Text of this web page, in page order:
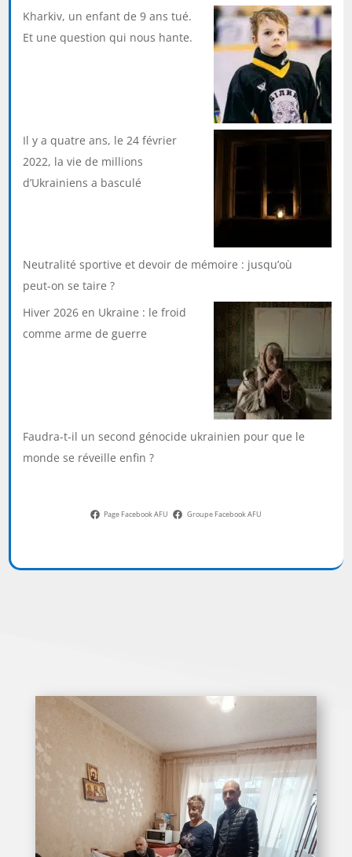
Kharkiv, un enfant de 9 ans tué.
Et une question qui nous hante.
Il y a quatre ans, le 24 février
2022, la vie de millions
d’Ukrainiens a basculé
Neutralité sportive et devoir de mémoire : jusqu’où
peut-on se taire ?
Hiver 2026 en Ukraine : le froid
comme arme de guerre
Faudra-t-il un second génocide ukrainien pour que le
monde se réveille enfin ?
Page Facebook AFU Groupe Facebook AFU